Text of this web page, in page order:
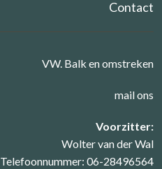
Contact
VW. Balk en omstreken
mail ons
Voorzitter:
Wolter van der Wal
Telefoonnummer: 06-28496564